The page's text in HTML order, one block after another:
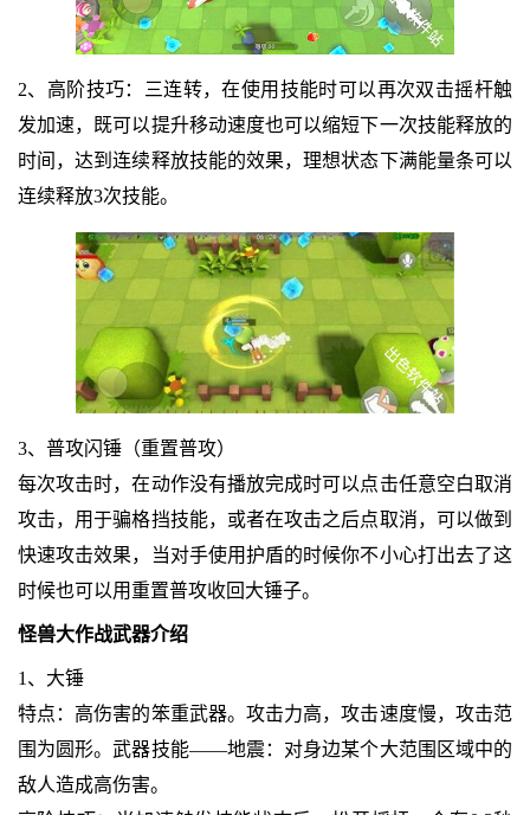
2、高阶技巧：三连转，在使用技能时可以再次双击摇杆触
发加速，既可以提升移动速度也可以缩短下一次技能释放的
时间，达到连续释放技能的效果，理想状态下满能量条可以
连续释放3次技能。
3、普攻闪锤（重置普攻）
每次攻击时，在动作没有播放完成时可以点击任意空白取消
攻击，用于骗格挡技能，或者在攻击之后点取消，可以做到
快速攻击效果，当对手使用护盾的时候你不小心打出去了这
时候也可以用重置普攻收回大锤子。
怪兽大作战武器介绍
1、大锤
特点：高伤害的笨重武器。攻击力高，攻击速度慢，攻击范
围为圆形。武器技能——地震：对身边某个大范围区域中的
敌人造成高伤害。